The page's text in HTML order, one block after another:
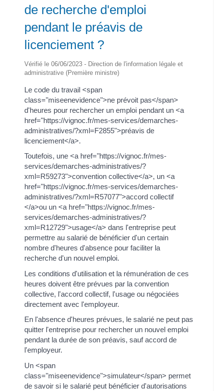
de recherche d'emploi
pendant le préavis de
licenciement ?
Vérifié le 06/06/2023 - Direction de l'information légale et
administrative (Première ministre)
Le code du travail <span
class="miseenevidence">ne prévoit pas</span>
d'heures pour rechercher un emploi pendant un <a
href="https://vignoc.fr/mes-services/demarches-
administratives/?xml=F2855">préavis de
licenciement</a>.
Toutefois, une <a href="https://vignoc.fr/mes-
services/demarches-administratives/?
xml=R59273">convention collective</a>, un <a
href="https://vignoc.fr/mes-services/demarches-
administratives/?xml=R57077">accord collectif
</a>ou un <a href="https://vignoc.fr/mes-
services/demarches-administratives/?
xml=R12729">usage</a> dans l'entreprise peut
permettre au salarié de bénéficier d'un certain
nombre d'heures d'absence pour faciliter la
recherche d'un nouvel emploi.
Les conditions d'utilisation et la rémunération de ces
heures doivent être prévues par la convention
collective, l'accord collectif, l'usage ou négociées
directement avec l'employeur.
En l'absence d'heures prévues, le salarié ne peut pas
quitter l'entreprise pour rechercher un nouvel emploi
pendant la durée de son préavis, sauf accord de
l'employeur.
Un <span
class="miseenevidence">simulateur</span> permet
de savoir si le salarié peut bénéficier d'autorisations